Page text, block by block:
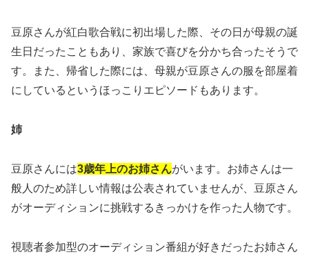
豆原さんが紅白歌合戦に初出場した際、その日が母親の誕
生日だったこともあり、家族で喜びを分かち合ったそうで
す。また、帰省した際には、母親が豆原さんの服を部屋着
にしているというほっこりエピソードもあります。
姉
豆原さんには3歳年上のお姉さんがいます。お姉さんは一
般人のため詳しい情報は公表されていませんが、豆原さん
がオーディションに挑戦するきっかけを作った人物です。
視聴者参加型のオーディション番組が好きだったお姉さん